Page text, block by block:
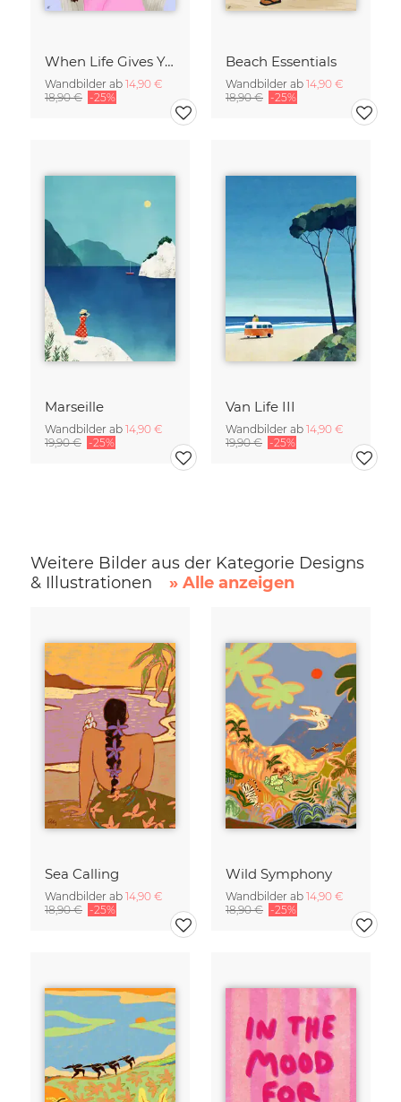
When Life Gives You Lemons
Wandbilder ab 14,90 €
18,90 € -25%
Beach Essentials
Wandbilder ab 14,90 €
18,90 € -25%
Marseille
Wandbilder ab 14,90 €
19,90 € -25%
Van Life III
Wandbilder ab 14,90 €
19,90 € -25%
Weitere Bilder aus der Kategorie Designs
& Illustrationen
» Alle anzeigen
Sea Calling
Wandbilder ab 14,90 €
18,90 € -25%
Wild Symphony
Wandbilder ab 14,90 €
18,90 € -25%